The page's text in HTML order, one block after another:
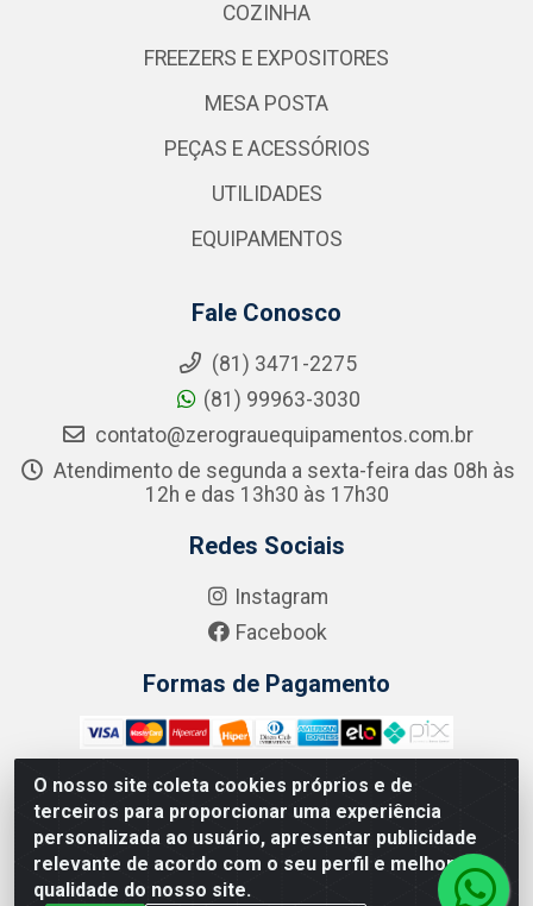
O nosso site coleta cookies próprios e de
terceiros para proporcionar uma experiência
personalizada ao usuário, apresentar publicidade
relevante de acordo com o seu perfil e melhorar a
qualidade do nosso site.
COZINHA
FREEZERS E EXPOSITORES
MESA POSTA
PEÇAS E ACESSÓRIOS
UTILIDADES
EQUIPAMENTOS
Fale Conosco
(81) 3471-2275
(81) 99963-3030
contato@zerograuequipamentos.com.br
Atendimento de segunda a sexta-feira das 08h às
12h e das 13h30 às 17h30
Redes Sociais
Instagram
Facebook
Formas de Pagamento
Zero Grau - Rua Jean Emile Favre, 746 - Ipsep, Recife/PE -
CEP 51.190-450 - CNPJ 09.132.989/0001-61